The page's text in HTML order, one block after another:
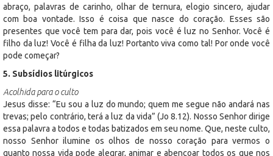
abraço, palavras de carinho, olhar de ternura, elogio sincero, ajudar
com boa vontade. Isso é coisa que nasce do coração. Esses são
presentes que você tem para dar, pois você é luz no Senhor. Você é
filho da luz! Você é filha da luz! Portanto viva como tal! Por onde você
pode começar?
5. Subsídios litúrgicos
Acolhida para o culto
Jesus disse: “Eu sou a luz do mundo; quem me segue não andará nas
trevas; pelo contrário, terá a luz da vida” (Jo 8.12). Nosso Senhor dirige
essa palavra a todos e todas batizados em seu nome. Que, neste culto,
nosso Senhor ilumine os olhos de nosso coração para vermos o
quanto nossa vida pode alegrar, animar e abençoar todos os que nos